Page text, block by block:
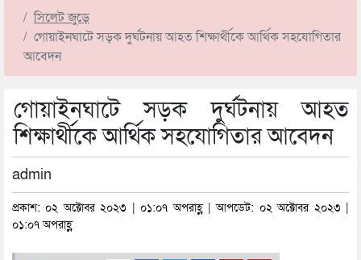
সিলেট জুড়ে
গোয়াইনঘাটে সড়ক দুর্ঘটনায় আহত শিক্ষার্থীকে আর্থিক সহযোগিতার
আবেদন
গোয়াইনঘাটে সড়ক দুর্ঘটনায় আহত
শিক্ষার্থীকে আর্থিক সহযোগিতার আবেদন
admin
প্রকাশ: ০২ অক্টোবর ২০২৩ | ০১:০৭ অপরাহ্ণ | আপডেট: ০২ অক্টোবর ২০২৩ |
০১:০৭ অপরাহ্ণ